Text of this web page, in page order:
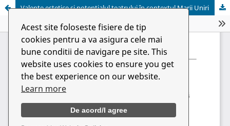
Acest site foloseste fisiere de tip
cookies pentru a va asigura cele mai
bune conditii de navigare pe site. This
website uses cookies to ensure you get
the best experience on our website.
Learn more
De acord/I agree
Valențe estetice și potențialul teatrului în contextul Marii Uniri